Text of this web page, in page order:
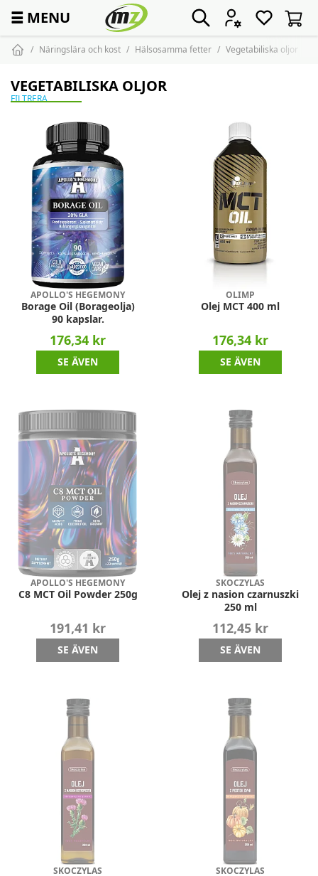
☰ MENU
Näringslära och kost Hälsosamma fetter Vegetabiliska oljor
VEGETABILISKA OLJOR
FILTRERA
APOLLO'S HEGEMONY
Borage Oil (Borageolja)
90 kapslar.
176,34 kr
SE ÄVEN
OLIMP
Olej MCT 400 ml
176,34 kr
SE ÄVEN
APOLLO'S HEGEMONY
C8 MCT Oil Powder 250g
191,41 kr
SE ÄVEN
SKOCZYLAS
Olej z nasion czarnuszki
250 ml
112,45 kr
SE ÄVEN
SKOCZYLAS SKOCZYLAS